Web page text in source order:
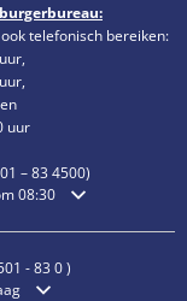
telefonisch bereiken:
uur
– 834500)
te verbergen
08:30
- 83 0)
te verbergen